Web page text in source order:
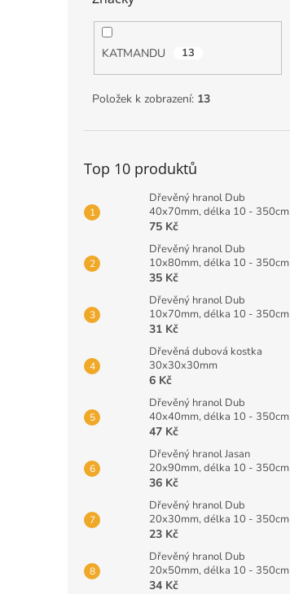
KATMANDU 13
Položek k zobrazení: 13
Top 10 produktů
Dřevěný hranol Dub
40x70mm, délka 10 - 350cm
75 Kč
Dřevěný hranol Dub
10x80mm, délka 10 - 350cm
35 Kč
Dřevěný hranol Dub
10x70mm, délka 10 - 350cm
31 Kč
Dřevěná dubová kostka
30x30x30mm
6 Kč
Dřevěný hranol Dub
40x40mm, délka 10 - 350cm
47 Kč
Dřevěný hranol Jasan
20x90mm, délka 10 - 350cm
36 Kč
Dřevěný hranol Dub
20x30mm, délka 10 - 350cm
23 Kč
Dřevěný hranol Dub
20x50mm, délka 10 - 350cm
34 Kč